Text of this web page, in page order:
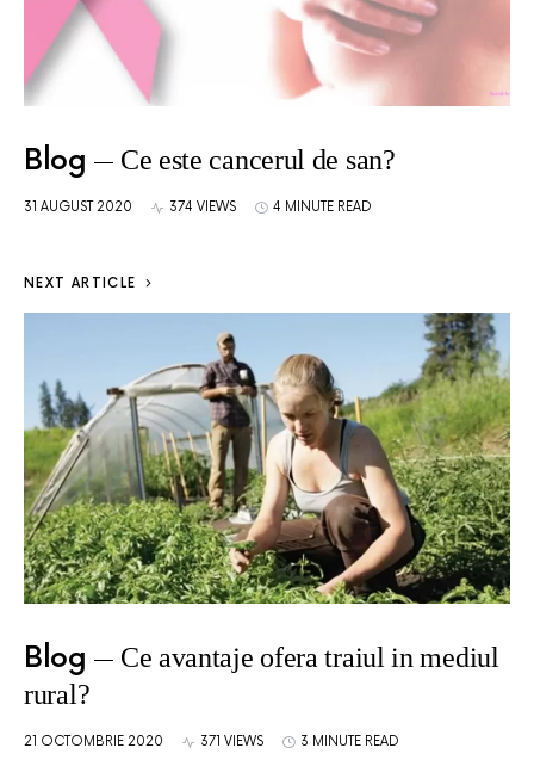
Blog Ce este cancerul de san?
31 AUGUST 2020 374 VIEWS 4 MINUTE READ
NEXT ARTICLE
Blog
Ce avantaje ofera traiul in mediul
rural?
21 OCTOMBRIE 2020 371 VIEWS 3 MINUTE READ